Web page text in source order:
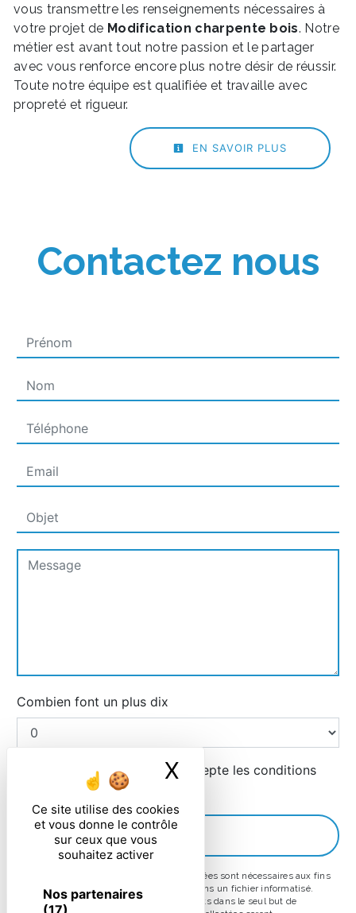
Ce site utilise des cookies
et vous donne le contrôle
sur ceux que vous
souhaitez activer
Nos partenaires
(17)
X Masquer le
vous transmettre les renseignements nécessaires à
votre projet de Modification charpente bois. Notre
métier est avant tout notre passion et le partager
avec vous renforce encore plus notre désir de réussir.
Toute notre équipe est qualifiée et travaille avec
propreté et rigueur.
EN SAVOIR PLUS
Contactez nous
Combien font un plus dix
En cochant cette case, j'accepte les conditions
particulières ci-dessous **
ENVOYER
** Les données personnelles communiquées sont nécessaires aux fins
de vous contacter et sont enregistrées dans un fichier informatisé.
Elles sont destinées à et ses sous-traitants dans le seul but de